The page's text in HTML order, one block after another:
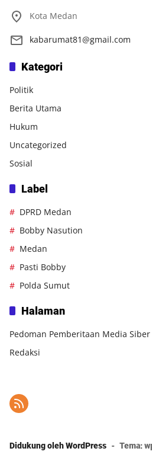
Kota Medan
kabarumat81@gmail.com
Kategori
Politik
Berita Utama
Hukum
Uncategorized
Sosial
Label
DPRD Medan
Bobby Nasution
Medan
Pasti Bobby
Polda Sumut
Halaman
Pedoman Pemberitaan Media Siber
Redaksi
Didukung oleh WordPress - Tema: